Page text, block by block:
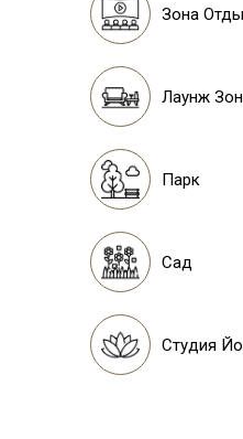
Зона
Лаунж
Парк
Сад
Студия